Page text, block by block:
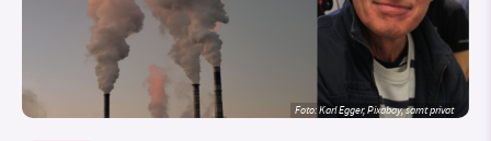
Foto:Karl Egger, Pixabay, samt privat